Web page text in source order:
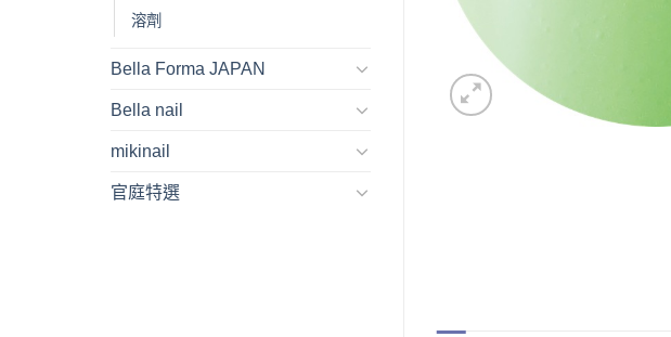
溶劑
Bella Forma JAPAN
Bella nail
mikinail
官庭特選